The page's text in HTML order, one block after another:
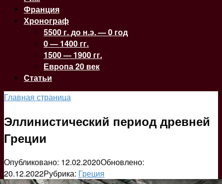
Франция
Хронограф
5500 г. до н.э. — 0 год
0 — 1400 гг.
1500 — 1900 гг.
Европа 20 век
Статьи
Главная страница
Эллинистический период древней
Греции
Опубликовано: 12.02.2020Обновлено:
20.12.2022Рубрика: Греция